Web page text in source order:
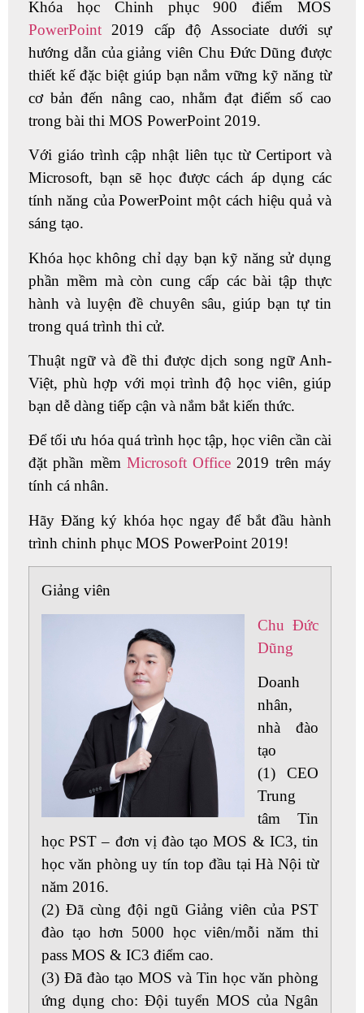
Khóa học Chinh phục 900 điểm MOS
PowerPoint 2019 cấp độ Associate dưới sự
hướng dẫn của giảng viên Chu Đức Dũng được
thiết kế đặc biệt giúp bạn nắm vững kỹ năng từ
cơ bản đến nâng cao, nhằm đạt điểm số cao
trong bài thi MOS PowerPoint 2019.
Với giáo trình cập nhật liên tục từ Certiport và
Microsoft, bạn sẽ học được cách áp dụng các
tính năng của PowerPoint một cách hiệu quả và
sáng tạo.
Khóa học không chỉ dạy bạn kỹ năng sử dụng
phần mềm mà còn cung cấp các bài tập thực
hành và luyện đề chuyên sâu, giúp bạn tự tin
trong quá trình thi cử.
Thuật ngữ và đề thi được dịch song ngữ Anh-
Việt, phù hợp với mọi trình độ học viên, giúp
bạn dễ dàng tiếp cận và nắm bắt kiến thức.
Để tối ưu hóa quá trình học tập, học viên cần cài
đặt phần mềm Microsoft Office 2019 trên máy
tính cá nhân.
Hãy Đăng ký khóa học ngay để bắt đầu hành
trình chinh phục MOS PowerPoint 2019!
Giảng viên
Chu Đức
Dũng
Doanh
nhân,
nhà đào
tạo
(1) CEO
Trung
tâm Tin
học PST – đơn vị đào tạo MOS & IC3, tin
học văn phòng uy tín top đầu tại Hà Nội từ
năm 2016.
(2) Đã cùng đội ngũ Giảng viên của PST
đào tạo hơn 5000 học viên/mỗi năm thi
pass MOS & IC3 điểm cao.
(3) Đã đào tạo MOS và Tin học văn phòng
ứng dụng cho: Đội tuyển MOS của Ngân